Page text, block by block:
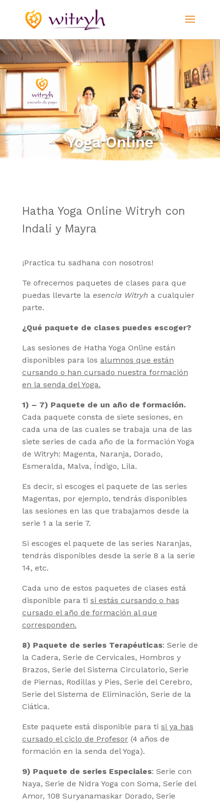
Yoga Online
Hatha Yoga Online Witryh con
Indali y Mayra
¡Practica tu sadhana con nosotros!
Te ofrecemos paquetes de clases para que
puedas llevarte la esencia Witryh a cualquier
parte.
¿Qué paquete de clases puedes escoger?
Las sesiones de Hatha Yoga Online están
disponibles para los alumnos que están
cursando o han cursado nuestra formación
en la senda del Yoga.
1) – 7) Paquete de un año de formación.
Cada paquete consta de siete sesiones, en
cada una de las cuales se trabaja una de las
siete series de cada año de la formación Yoga
de Witryh: Magenta, Naranja, Dorado,
Esmeralda, Malva, Índigo, Lila.
Es decir, si escoges el paquete de las series
Magentas, por ejemplo, tendrás disponibles
las sesiones en las que trabajamos desde la
serie 1 a la serie 7.
Si escoges el paquete de las series Naranjas,
tendrás disponibles desde la serie 8 a la serie
14, etc.
Cada uno de estos paquetes de clases está
disponible para ti si estás cursando o has
cursado el año de formación al que
corresponden.
8) Paquete de series Terapéuticas: Serie de
la Cadera, Serie de Cervicales, Hombros y
Brazos, Serie del Sistema Circulatorio, Serie
de Piernas, Rodillas y Pies, Serie del Cerebro,
Serie del Sistema de Eliminación, Serie de la
Ciática.
Este paquete está disponible para ti si ya has
cursado el ciclo de Profesor(4 años de
formación en la senda del Yoga).
9) Paquete de series Especiales: Serie con
Naya, Serie de Nidra Yoga con Soma, Serie del
Amor, 108 Suryanamaskar Dorado, Serie